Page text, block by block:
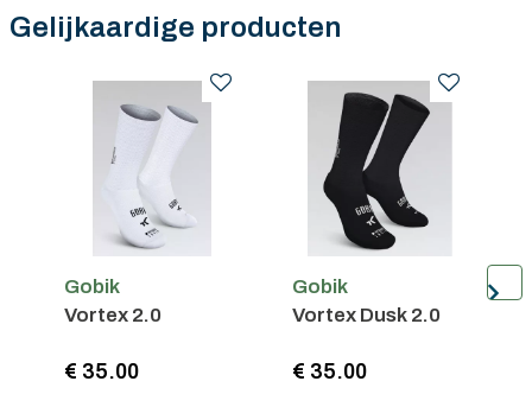
Gelijkaardige producten
Gobik
Vortex 2.0
€ 35.00
Gobik
Vortex Dusk 2.0
€ 35.00